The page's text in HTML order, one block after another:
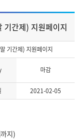
간제) 지원페이지
기간제) 지원페이지
마감
2021-02-05
지)